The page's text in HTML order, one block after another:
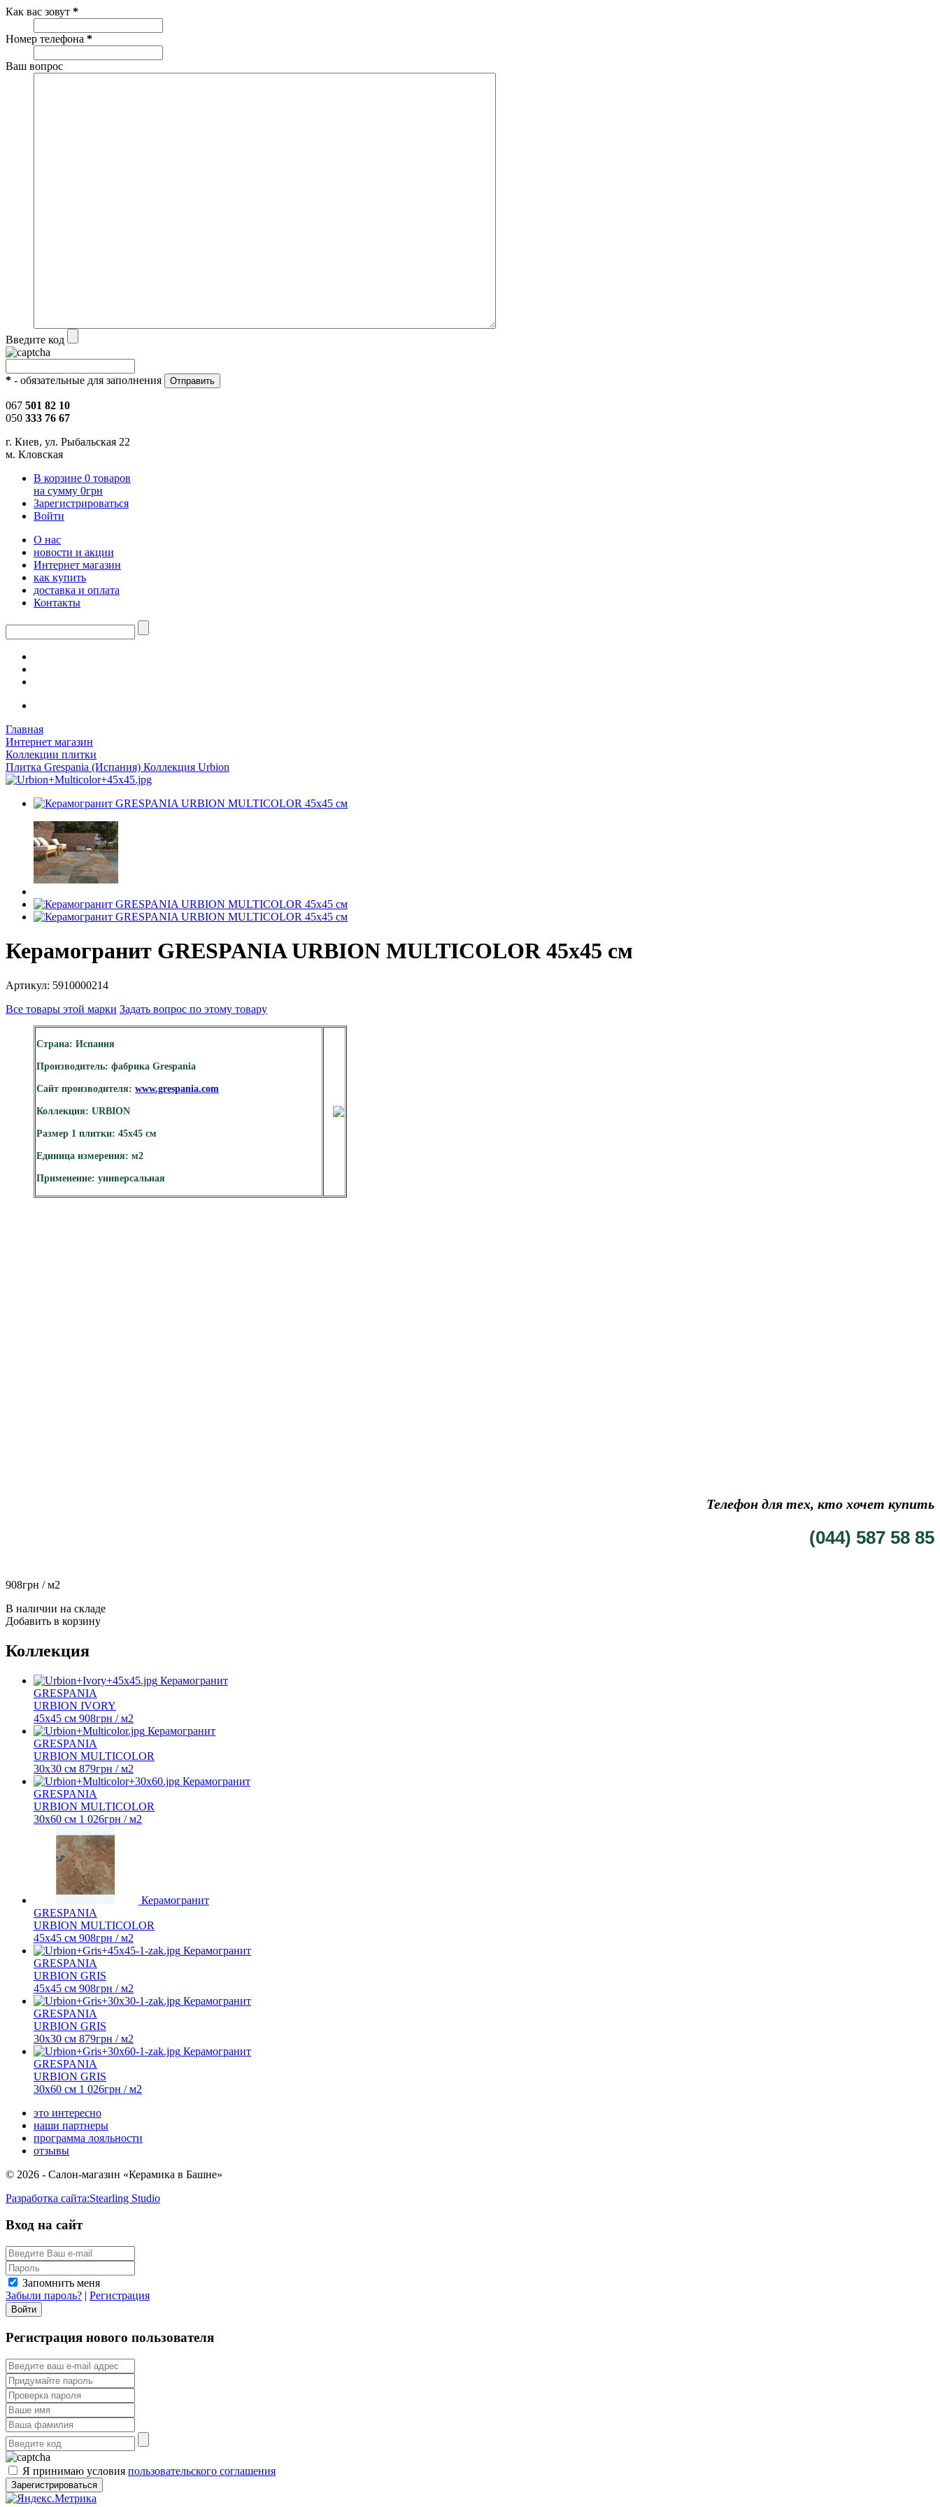
Как вас зовут *
Номер телефона *
Ваш вопрос
Введите код
* - обязательные для заполнения
067 501 82 10
050 333 76 67
г. Киев, ул. Рыбальская 22
м. Кловская
В корзине 0 товаров
на сумму 0грн
Зарегистрироваться
Войти
О нас
новости и акции
Интернет магазин
как купить
доставка и оплата
Контакты
Главная
Интернет магазин
Коллекции плитки
Плитка Grespania (Испания) Коллекция Urbion
Керамогранит GRESPANIA URBION MULTICOLOR 45х45 см
Артикул: 5910000214
Все товары этой марки Задать вопрос по этому товару
Страна: Испания
Производитель: фабрика Grespania
Сайт производителя: www.grespania.com
Коллекция: URBION
Размер 1 плитки: 45х45 см
Единица измерения: м2
Применение: универсальная
Телефон для тех, кто хочет купить
(044) 587 58 85
908грн / м2
В наличии на складе
Добавить в корзину
Коллекция
Керамогранит
GRESPANIA
URBION IVORY
45х45 см 908грн / м2
Керамогранит
GRESPANIA
URBION MULTICOLOR
30х30 см 879грн / м2
Керамогранит
GRESPANIA
URBION MULTICOLOR
30х60 см 1 026грн / м2
Керамогранит
GRESPANIA
URBION MULTICOLOR
45х45 см 908грн / м2
Керамогранит
GRESPANIA
URBION GRIS
45х45 см 908грн / м2
Керамогранит
GRESPANIA
URBION GRIS
30х30 см 879грн / м2
Керамогранит
GRESPANIA
URBION GRIS
30х60 см 1 026грн / м2
это интересно
наши партнеры
программа лояльности
отзывы
© 2026 - Салон-магазин «Керамика в Башне»
Разработка сайта:Stearling Studio
Вход на сайт
Запомнить меня
Забыли пароль? | Регистрация
Регистрация нового пользователя
Я принимаю условия пользовательского соглашения